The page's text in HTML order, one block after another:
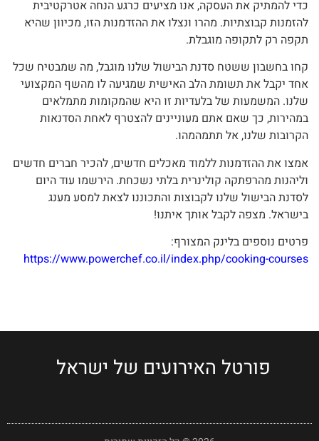
כדי להמתיק את העסקה, אנו מציעים כרגע הנחה אטרקטיבית
להזמנות קבוצתיות. מהרו ונצלו את ההזדמנות הזו, מכיוון שהיא
תקפה רק לתקופה מוגבלת.
קחו בחשבון ששטח סדנת הבישול שלנו מוגבל, מה שמבטיח שכל
אחד יקבל את תשומת הלב האישית שמגיעה לו מהשף המקצועי
שלנו. המשמעות של בלעדיות זו היא שהמקומות מתמלאים
במהירות, כך שאם אתם מעוניינים להצטרף לאחת הסדנאות
הקרובות שלנו, אל תתמהמהו.
אמצו את ההזדמנות ללמוד מאכלים חדשים, להכיר חברים חדשים
וליהנות מהרפתקה קולינרית בלתי נשכחת. הירשמו עוד היום
לסדנת הבישול שלנו לקבוצות והתכוננו לצאת למסע מענג
בישראל. מצפה לקבל אותך איתנו!
פרטים נוספים בלינק המצורף:
https://www.powerchef.co.il/index.php/cooking-courses
פורטל האירועים של ישראל